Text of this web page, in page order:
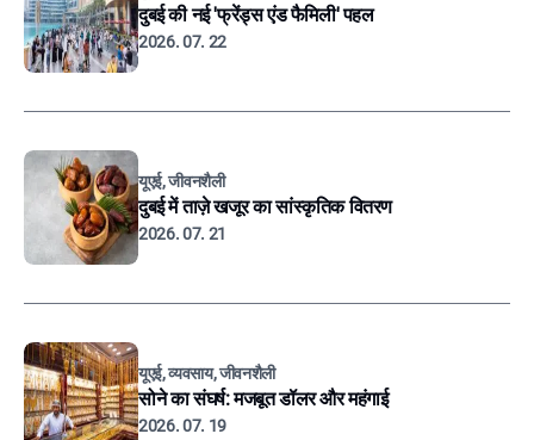
दुबई की नई 'फ्रेंड्स एंड फैमिली' पहल
2026. 07. 22
यूएई, जीवनशैली
दुबई में ताज़े खजूर का सांस्कृतिक वितरण
2026. 07. 21
यूएई, व्यवसाय, जीवनशैली
सोने का संघर्ष: मजबूत डॉलर और महंगाई
2026. 07. 19